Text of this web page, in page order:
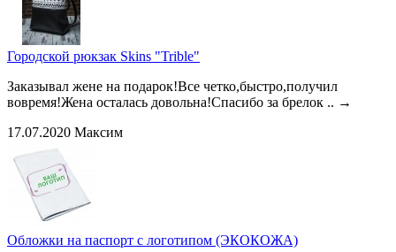
Городской рюкзак Skins "Trible"
Заказывал жене на подарок!Все четко,быстро,получил
вовремя!Жена осталась довольна!Спасибо за брелок .. →
17.07.2020 Максим
Обложки на паспорт с логотипом (ЭКОКОЖА)